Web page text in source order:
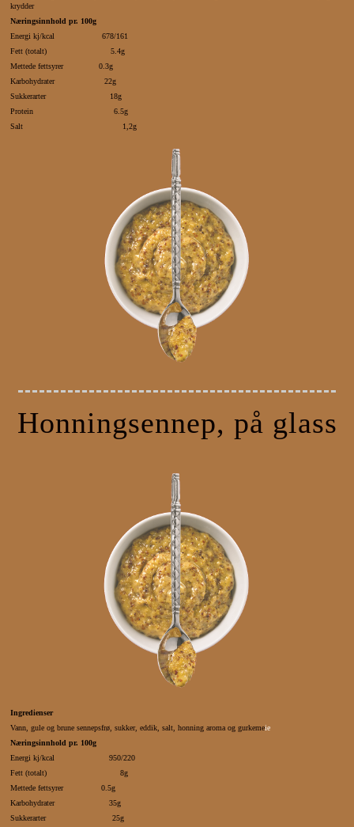
krydder
Næringsinnhold pr. 100g
Energi kj/kcal 678/161
Fett (totalt) 5.4g
Mettede fettsyrer 0.3g
Karbohydrater 22g
Sukkerarter 18g
Protein 6.5g
Salt
1,2g
Honningsennep, på glass
Ingredienser
Vann, gule og brune sennepsfrø, sukker, eddik, salt, honning aroma og gurkemeie
Næringsinnhold pr. 100g
Energi kj/kcal 950/220
Fett (totalt) 8g
Mettede fettsyrer 0.5g
Karbohydrater 35g
Sukkerarter 25g